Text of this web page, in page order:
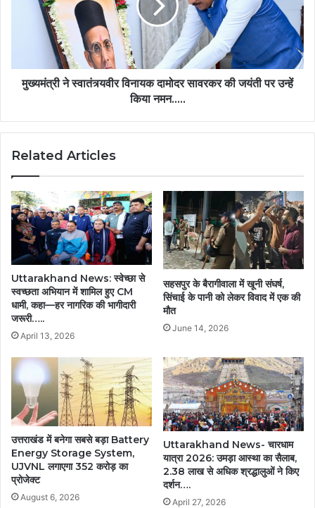
श्रद्धांजलि।
पर
उन्हेंमुख्यमंत्री ने स्वातंत्र्यवीर विनायक दामोदर सावरकर की जयंती पर उन्हें
किया नमन…..
Related Articles
Uttarakhand News: स्वेच्छा से
स्वच्छता अभियान में शामिल हुए CM
धामी, कहा—हर नागरिक की भागीदारी
जरूरी…..
April 13, 2026
सहसपुर के बैरागीवाला में खूनी संघर्ष,
सिंचाई के पानी को लेकर विवाद में एक की
मौत
June 14, 2026
उत्तराखंड में बनेगा सबसे बड़ा Battery
Energy Storage System,
UJVNL लगाएगा 352 करोड़ का
प्रोजेक्ट
August 6, 2026
Uttarakhand News- चारधाम
यात्रा 2026: उमड़ा आस्था का सैलाब,
2.38 लाख से अधिक श्रद्धालुओं ने किए
दर्शन….
April 27, 2026